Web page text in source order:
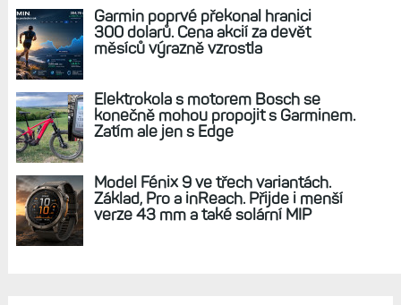
Garmin poprvé překonal hranici
300 dolarů. Cena akcií za devět
měsíců výrazně vzrostla
Elektrokola s motorem Bosch se
konečně mohou propojit s Garminem.
Zatím ale jen s Edge
Model Fénix 9 ve třech variantách.
Základ, Pro a inReach. Přijde i menší
verze 43 mm a také solární MIP